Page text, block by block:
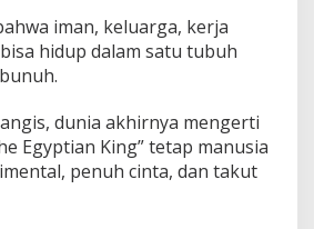
iman, keluarga, kerja
hidup dalam satu tubuh
dunia akhirnya mengerti
Egyptian King” tetap manusia
penuh cinta, dan takut